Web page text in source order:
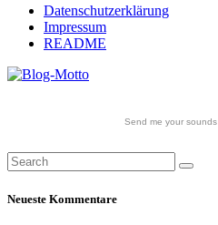
Datenschutzerklärung
Impressum
README
Send me your sounds
Neueste Kommentare